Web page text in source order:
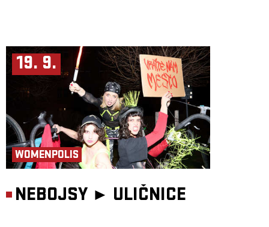
19. 9.
WOMENPOLIS
NEBOJSY ► ULIČNICE